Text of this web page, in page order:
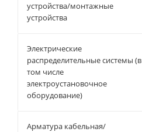
устройства/монтажные
устройства
Электрические
распределительные системы (в
том числе
электроустановочное
оборудование)
Арматура кабельная/